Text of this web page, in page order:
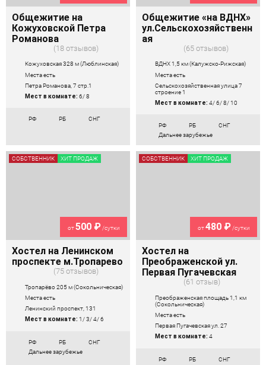
Общежитие на
Кожуховской Петра
Романова
18 отзывов
Кожуховская 328 м (Люблинская)
Места есть
Петра Романова, 7 стр.1
Мест в комнате: 6/ 8
РФ РБ СНГ
Общежитие «на ВДНХ»
ул.Сельскохозяйственн
ая
65 отзывов
ВДНХ 1,5 км (Калужско-Рижская)
Места есть
Сельскохозяйственная улица 7
строение 1
Мест в комнате: 4/ 6/ 8/ 10
РФ РБ
СНГ
Дальнее зарубежье
от500 ₽/сутки
Хостел на Ленинском
проспекте м.Тропарево
75 отзывов
Тропарёво 205 м (Сокольническая)
Места есть
Ленинский проспект, 131
Мест в комнате: 1/ 3/ 4/ 6
РФ РБ
СНГ
Дальнее зарубежье
СОБСТВЕННИК ХИТ ПРОДАЖ
от480 ₽/сутки
Хостел на
Преображенской ул.
Первая Пугачевская
61 отзыв
Преображенская площадь 1,1 км
(Сокольническая)
Места есть
Первая Пугачевская ул. 27
Мест в комнате: 4
РФ РБ СНГ
СОБСТВЕННИК ХИТ ПРОДАЖ